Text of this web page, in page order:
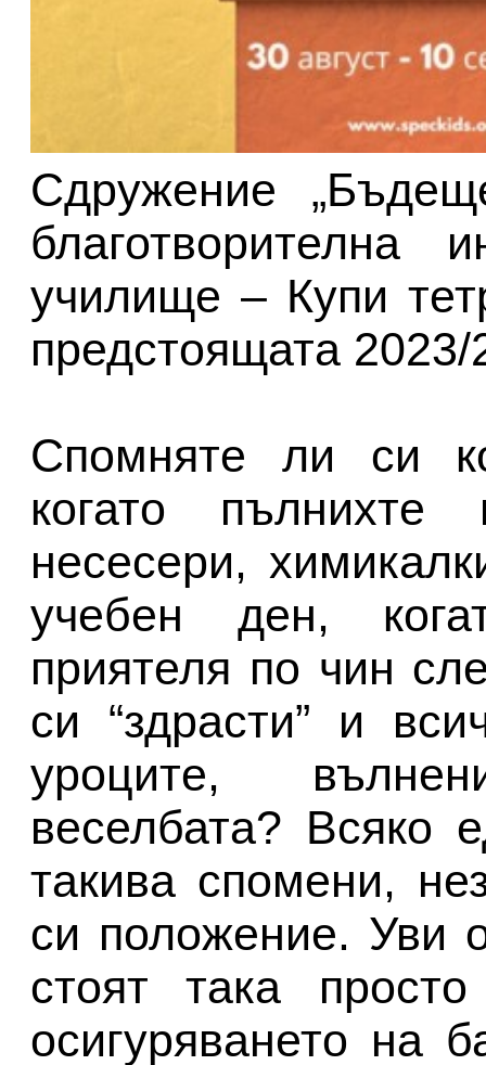
Сдружение
благотворителна
училище – Купи
предстоящата
Спомняте ли си
когато
несесери,
учебен ден,
приятеля по чин
си “здрасти” и
уроците,
веселбата? Всяко
такива спомени,
си положение. Уви
стоят така
осигуряването на